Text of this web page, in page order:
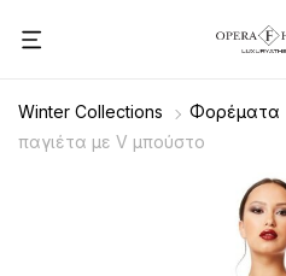
Winter Collections Φορέματα
παγιέτα με V μπούστο